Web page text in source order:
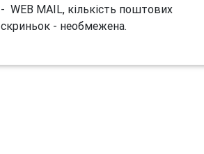
- WEB MAIL, кількість поштових
скриньок - необмежена.